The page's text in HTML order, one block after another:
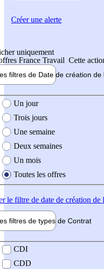
uniquement
France Travail Cette
filtres de Date de création de
création de l'offre
Un jour
Trois jours
Une semaine
Deux semaines
Un mois
Toutes les offres
le filtre de date de création de
filtres de types de Contrat
contrat
CDI
CDD
Créer une alerte